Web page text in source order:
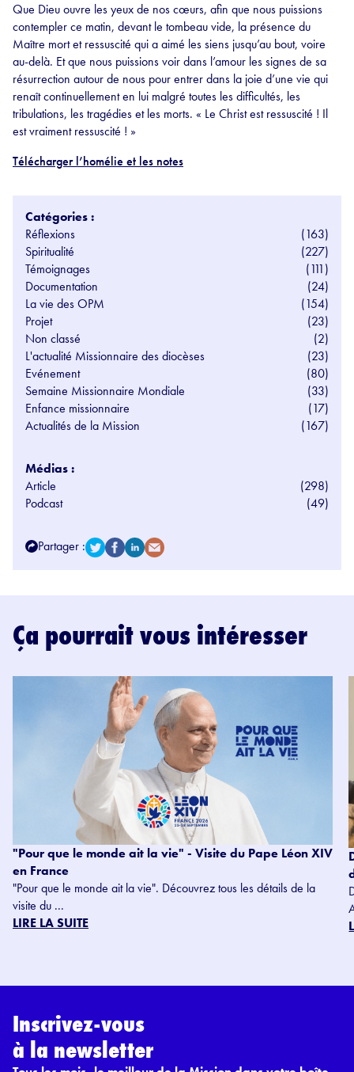
Que Dieu ouvre les yeux de nos cœurs, afin que nous puissions
contempler ce matin, devant le tombeau vide, la présence du
Maître mort et ressuscité qui a aimé les siens jusqu’au bout, voire
au-delà. Et que nous puissions voir dans l’amour les signes de sa
résurrection autour de nous pour entrer dans la joie d’une vie qui
renaît continuellement en lui malgré toutes les difficultés, les
tribulations, les tragédies et les morts. « Le Christ est ressuscité ! Il
est vraiment ressuscité ! »
Télécharger l’homélie et les notes
Catégories :
Réflexions
(163)
Spiritualité
(227)
Témoignages
(111)
Documentation
(24)
La vie des OPM
(154)
Projet
(23)
Non classé
(2)
L'actualité Missionnaire des diocèses
(23)
Evénement
(80)
Semaine Missionnaire Mondiale
(33)
Enfance missionnaire
(17)
Actualités de la Mission
(167)
Médias :
Article
(298)
Podcast
(49)
Partager :
Ça pourrait vous intéresser
"Pour que le monde ait la vie" - Visite du Pape Léon XIV
en France
"Pour que le monde ait la vie". Découvrez tous les détails de la
visite du ...
LIRE LA SUITE
Inscrivez-vous
à la newsletter